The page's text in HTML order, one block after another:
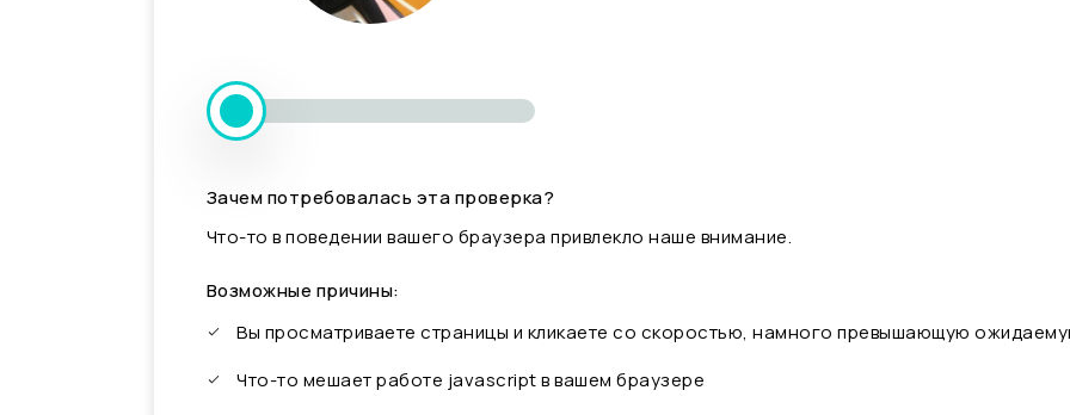
Зачем потребовалась эта проверка?
Что-то в поведении вашего браузера привлекло наше внимание.
Возможные причины:
Вы просматриваете страницы и кликаете со скоростью, намного превышающую
Что-то мешает работе javascript в вашем браузере